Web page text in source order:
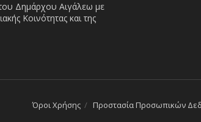
Δημάρχου Αιγάλεω με
Κοινότητας και της
Όροι Χρήσης Προστασία Προσωπικών